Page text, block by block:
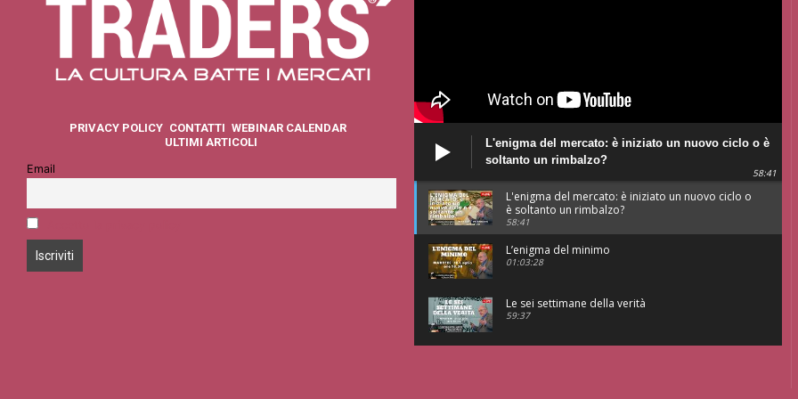
PRIVACY POLICY CONTATTI WEBINAR CALENDAR
ULTIMI ARTICOLI
Email
L'enigma del mercato: è iniziato un nuovo ciclo o è
soltanto un rimbalzo?
58:41
L'enigma del mercato: è iniziato un nuovo ciclo o
è soltanto un rimbalzo?
58:41
L’enigma del minimo
01:03:28
Le sei settimane della verità
59:37